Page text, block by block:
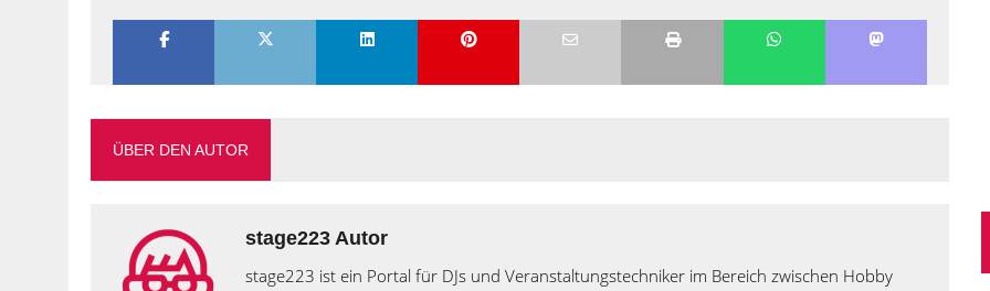
ÜBER DEN AUTOR
stage223 Autor
stage223 ist ein Portal für DJs und Veranstaltungstechniker im Bereich zwischen Hobby